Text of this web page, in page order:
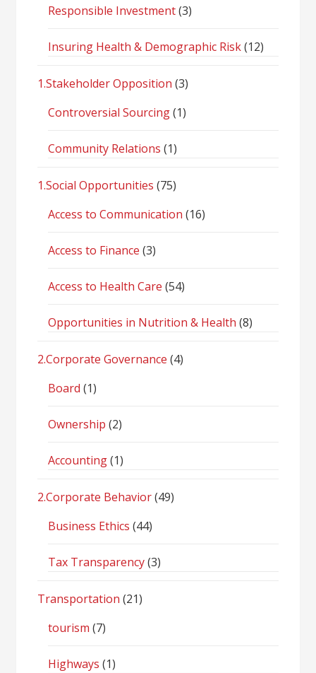
Responsible Investment(3)
Insuring Health & Demographic Risk(12)
1.Stakeholder Opposition (3)
Controversial Sourcing(1)
Community Relations (1)
1.Social Opportunities (75)
Access to Communication (16)
Access to Finance (3)
Access to Health Care (54)
Opportunities in Nutrition & Health (8)
2.Corporate Governance (4)
Board (1)
Ownership (2)
Accounting(1)
2.Corporate Behavior(49)
Business Ethics (44)
Tax Transparency(3)
Transportation (21)
tourism (7)
Highways (1)